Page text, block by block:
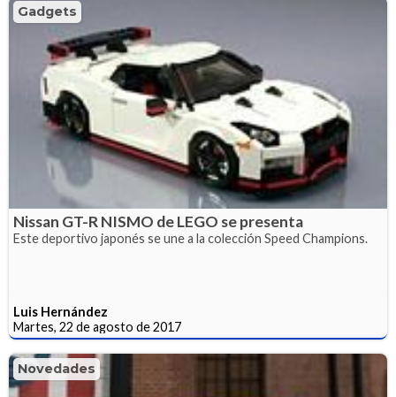
Gadgets
Nissan GT-R NISMO de LEGO se presenta
Este deportivo japonés se une a la colección Speed Champions.
Luis Hernández
Martes, 22 de agosto de 2017
Novedades